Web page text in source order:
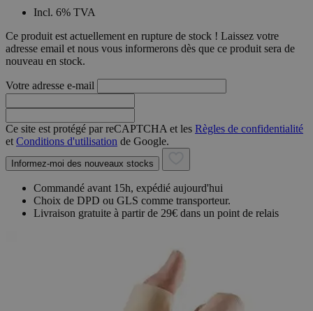
Incl. 6% TVA
Ce produit est actuellement en rupture de stock ! Laissez votre
adresse email et nous vous informerons dès que ce produit sera de
nouveau en stock.
Votre adresse e-mail
Ce site est protégé par reCAPTCHA et les Règles de confidentialité
et Conditions d'utilisation de Google.
Informez-moi des nouveaux stocks
Commandé avant 15h, expédié aujourd'hui
Choix de DPD ou GLS comme transporteur.
Livraison gratuite à partir de 29€ dans un point de relais